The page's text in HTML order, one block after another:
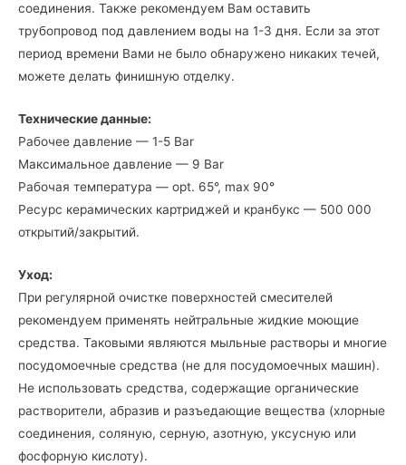
соединения. Также рекомендуем Вам оставить
трубопровод под давлением воды на 1-3 дня. Если за этот
период времени Вами не было обнаружено никаких течей,
можете делать финишную отделку.
Технические данные:
Рабочее давление — 1-5 Bar
Максимальное давление — 9 Bar
Рабочая температура — opt. 65°, max 90°
Ресурс керамических картриджей и кранбукс — 500 000
открытий/закрытий.
Уход:
При регулярной очистке поверхностей смесителей
рекомендуем применять нейтральные жидкие моющие
средства. Таковыми являются мыльные растворы и многие
посудомоечные средства (не для посудомоечных машин).
Не использовать средства, содержащие органические
растворители, абразив и разъедающие вещества (хлорные
соединения, соляную, серную, азотную, уксусную или
фосфорную кислоту).